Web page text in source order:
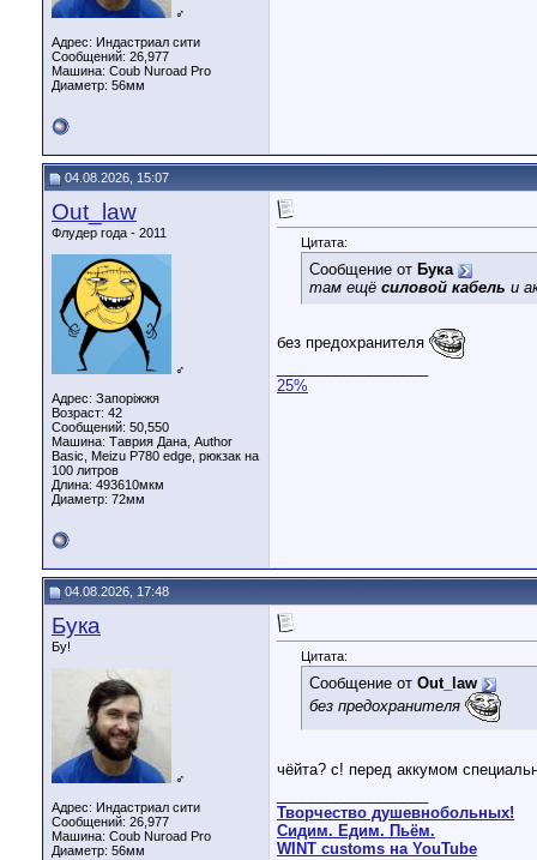
♂
Адрес: Индастриал сити
Сообщений: 26,977
Машина: Coub Nuroad Pro
Диаметр: 56мм
04.08.2026, 15:07
Out_law
Флудер года - 2011
♂
Адрес: Запоріжжя
Возраст: 42
Сообщений: 50,550
Машина: Таврия Дана, Author
Basic, Meizu P780 edge, рюкзак на
100 литров
Длина: 493610мкм
Диаметр: 72мм
Цитата:
Сообщение от Бука
там ещё силовой кабель и
без предохранителя
25%
04.08.2026, 17:48
Бука
Бу!
♂
Адрес: Индастриал сити
Сообщений: 26,977
Машина: Coub Nuroad Pro
Диаметр: 56мм
Цитата:
Сообщение от Out_law
без предохранителя
чёйта? с! перед аккумом
Творчество душевнобольных!
Сидим. Едим. Пьём.
WINT customs на YouTube